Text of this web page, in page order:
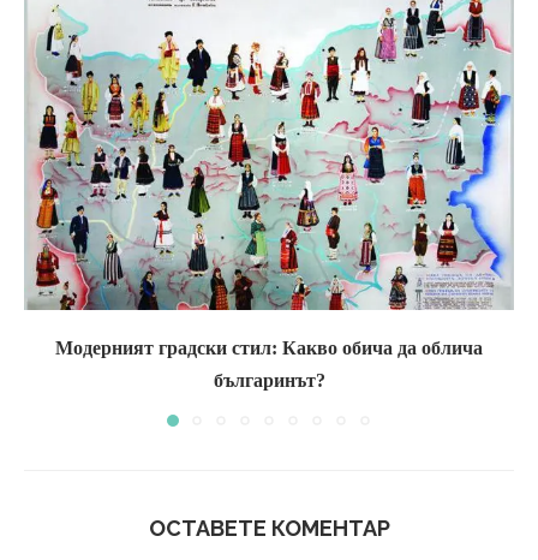
Модерният градски стил: Какво обича да облича
българинът?
ОСТАВЕТЕ КОМЕНТАР